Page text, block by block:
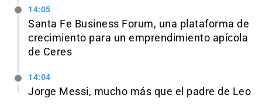
14:05
Santa Fe Business Forum, una plataforma de
crecimiento para un emprendimiento apícola
de Ceres
14:04
Jorge Messi, mucho más que el padre de Leo